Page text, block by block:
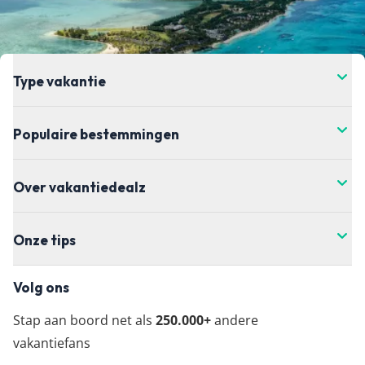
Type vakantie
Populaire bestemmingen
Over vakantiedealz
Onze tips
Volg ons
Stap aan boord net als 250.000+andere
vakantiefans